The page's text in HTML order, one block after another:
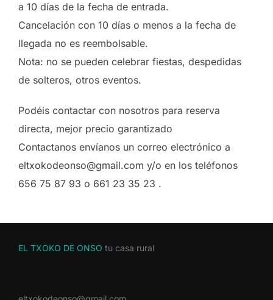
a 10 días de la fecha de entrada.
Cancelación con 10 días o menos a la fecha de
llegada no es reembolsable.
Nota: no se pueden celebrar fiestas, despedidas
de solteros, otros eventos.
Podéis contactar con nosotros para reserva
directa, mejor precio garantizado
Contactanos envíanos un correo electrónico a
eltxokodeonso@gmail.com y/o en los teléfonos
656 75 87 93 o 661 23 35 23 .
EL TXOKO DE ONSO tu casa rural